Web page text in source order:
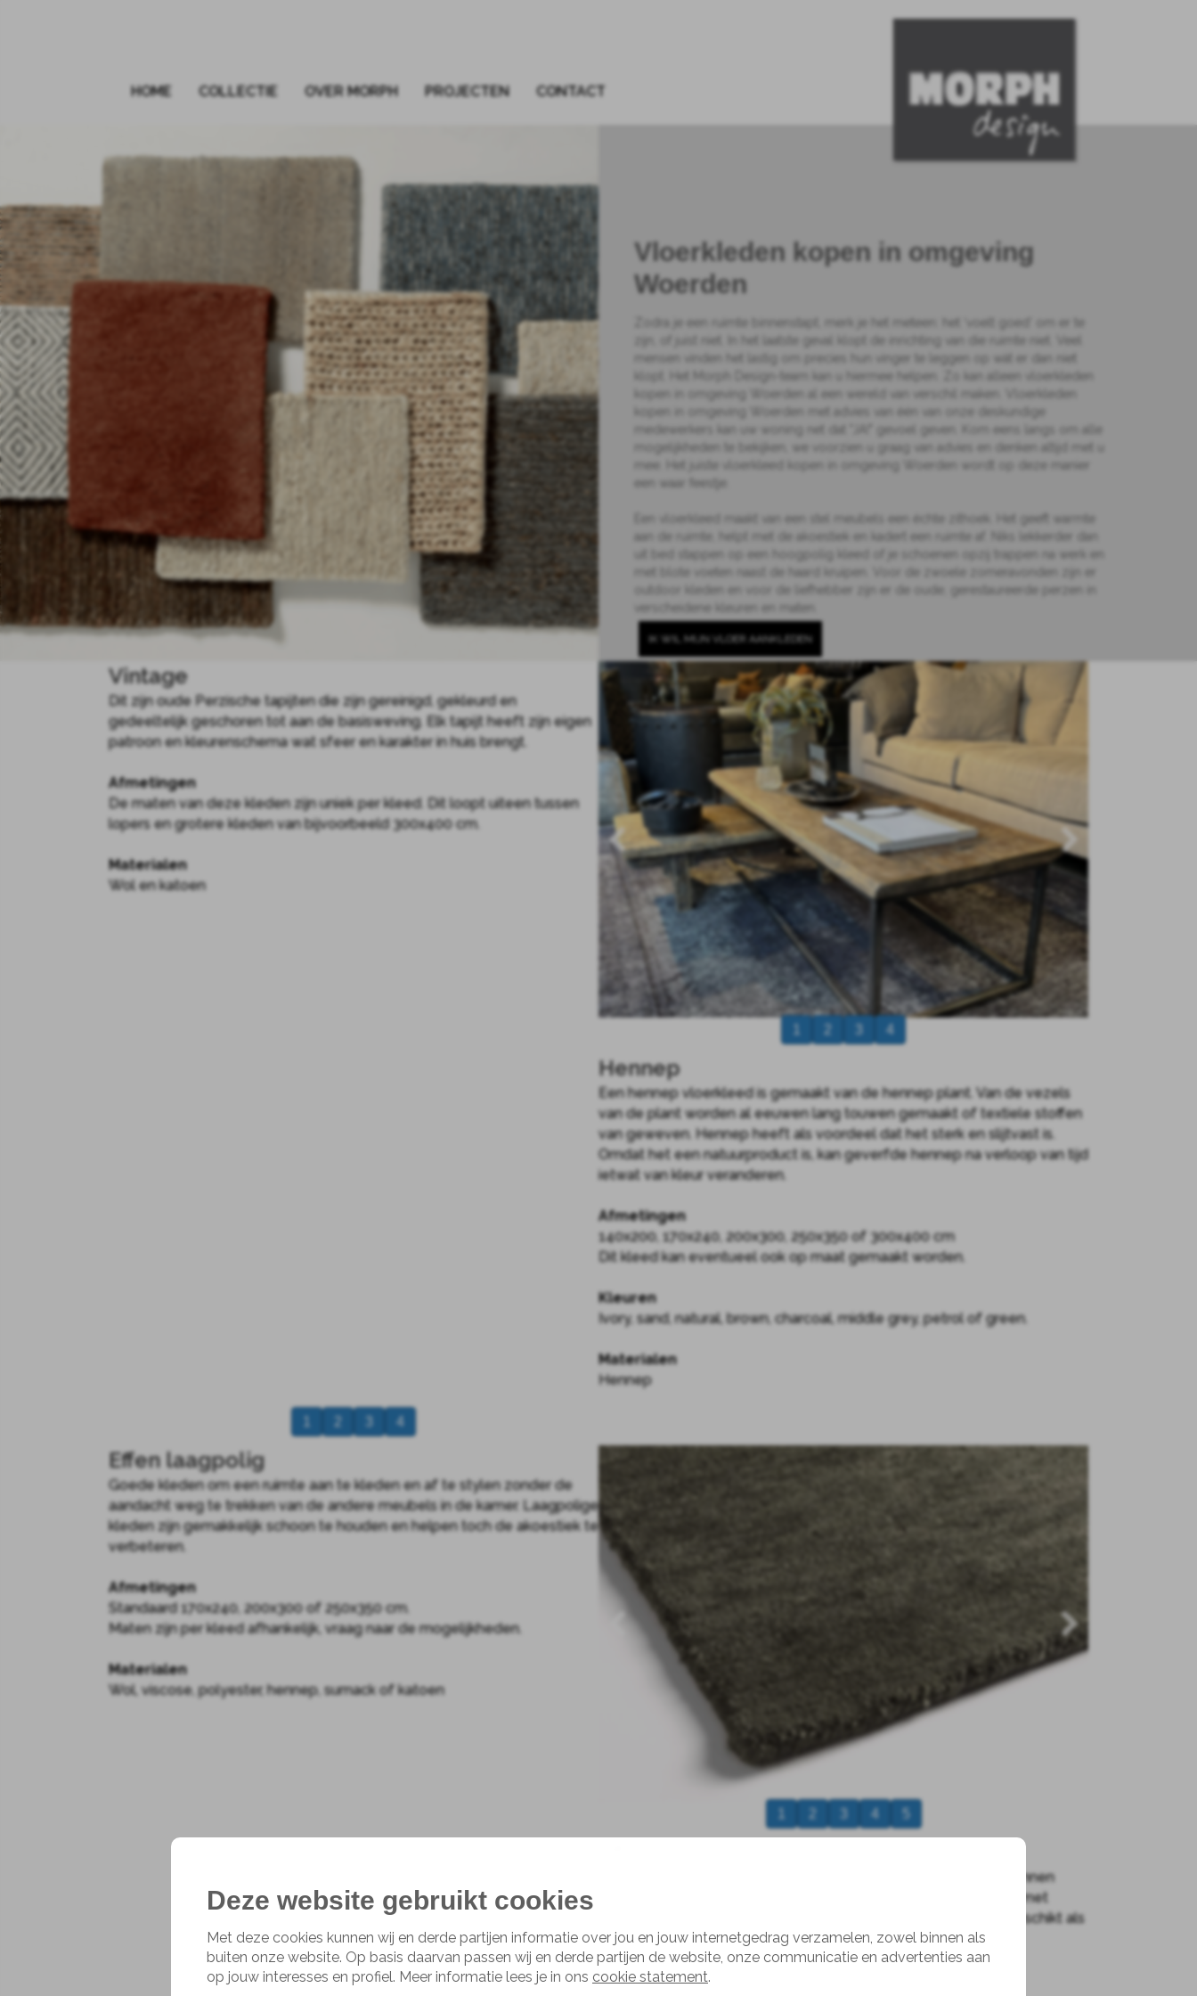
HOME COLLECTIE OVER MORPH PROJECTEN CONTACT
Vloerkleden kopen in omgeving
Woerden
Zodra je een ruimte binnenstapt, merk je het meteen: het ‘voelt goed’ om er te
zijn, of juist niet. In het laatste geval klopt de inrichting van die ruimte niet. Veel
mensen vinden het lastig om precies hun vinger te leggen op wàt er dan niet
klopt. Het Morph Design-team kan u hiermee helpen. Zo kan alleen vloerkleden
kopen in omgeving Woerden al een wereld van verschil maken. Vloerkleden
kopen in omgeving Woerden met advies van één van onze deskundige
medewerkers kan uw woning net dat "JA!" gevoel geven. Kom eens langs om alle
mogelijkheden te bekijken, we voorzien u graag van advies en denken altijd met u
mee. Het juiste vloerkleed kopen in omgeving Woerden wordt op deze manier
een waar feestje.
Een vloerkleed maakt van een stel meubels een échte zithoek. Het geeft warmte
aan de ruimte, helpt met de akoestiek en kadert een ruimte af. Niks lekkerder dan
uit bed stappen op een hoogpolig kleed of je schoenen opzij trappen na werk en
met blote voeten naast de haard kruipen. Voor de zwoele zomeravonden zijn er
outdoor kleden en voor de liefhebber zijn er de oude, gerestaureerde perzen in
verscheidene kleuren en maten.
IK WIL MIJN VLOER AANKLEDEN
Vintage
Dit zijn oude Perzische tapijten die zijn gereinigd, gekleurd en
gedeeltelijk geschoren tot aan de basisweving. Elk tapijt heeft zijn eigen
patroon en kleurenschema wat sfeer en karakter in huis brengt.
Afmetingen
De maten van deze kleden zijn uniek per kleed. Dit loopt uiteen tussen
lopers en grotere kleden van bijvoorbeeld 300x400 cm.
Materialen
Wol en katoen
4
4
Hennep
Een hennep vloerkleed is gemaakt van de hennep plant. Van de vezels
van de plant worden al eeuwen lang touwen gemaakt of textiele stoffen
van geweven. Hennep heeft als voordeel dat het sterk en slijtvast is.
Omdat het een natuurproduct is, kan geverfde hennep na verloop van tijd
ietwat van kleur veranderen.
Afmetingen
140x200, 170x240, 200x300, 250x350 of 300x400 cm
Dit kleed kan eventueel ook op maat gemaakt worden.
Kleuren
Ivory, sand, natural, brown, charcoal, middle grey, petrol of green.
Materialen
Hennep
Effen laagpolig
Goede kleden om een ruimte aan te kleden en af te stylen zonder de
aandacht weg te trekken van de andere meubels in de kamer. Laagpolige
kleden zijn gemakkelijk schoon te houden en helpen toch de akoestiek te
verbeteren.
Afmetingen
Standaard 170x240, 200x300 of 250x350 cm.
Maten zijn per kleed afhankelijk, vraag naar de mogelijkheden.
Materialen
Wol, viscose, polyester, hennep, sumack of katoen
4
Niks gezelliger dan een hoogpolig kleed waar je bijna op zou kunnen
slapen. Gooi je schoenen uit en geniet van deze zachte kleden met
huiselijk karakter. Naast het comfort zijn deze kleden ook erg geschikt als
geluidsdemping om de echo uit een ruimte te halen.
Afmetingen
Deze website gebruikt cookies
Met deze cookies kunnen wij en derde partijen informatie over jou en jouw internetgedrag verzamelen, zowel binnen als
buiten onze website. Op basis daarvan passen wij en derde partijen de website, onze communicatie en advertenties aan
op jouw interesses en profiel. Meer informatie lees je in ons cookie statement.